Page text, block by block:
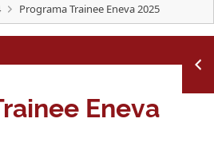
Programa Trainee Eneva 2025
Eneva